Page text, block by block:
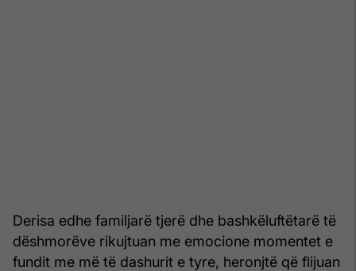
Derisa edhe familjarë tjerë dhe bashkëluftëtarë të
dëshmorëve rikujtuan me emocione momentet e
fundit me më të dashurit e tyre, heronjtë që flijuan